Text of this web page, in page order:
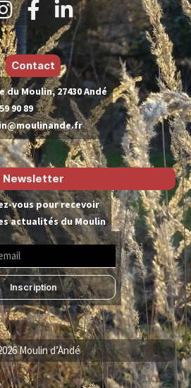
Contact
du Moulin, 27430 Andé
90 89
Newsletter
vous pour recevoir
actualités du Moulin
Inscription
Moulin d’Andé